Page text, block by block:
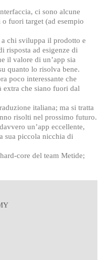
ci sono alcune
fuori target (ad esempio
a chi sviluppa il prodotto e
risposta ad esigenze di
il valore di un’app sia
quanto lo risolva bene.
poco interessante che
extra che siano fuori dal
italiana; ma si tratta
risolti nel prossimo futuro.
un’app eccellente,
sua piccola nicchia di
core del team Metide;